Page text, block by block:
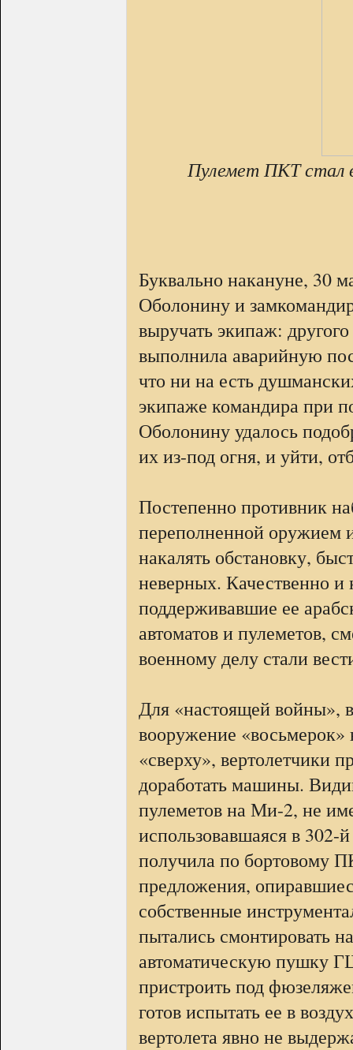
Пулемет ПКТ стал
Буквально накануне, 30
Оболонину и
выручать экипаж:
выполнила аварийную
что ни на есть
экипаже командира при
Оболонину удалось
их из-под огня, и уйти,
Постепенно противник
переполненной оружием
накалять обстановку,
неверных. Качественно
поддерживавшие ее
автоматов и пулеметов,
военному делу стали
Для «настоящей войны»,
вооружение
«сверху», вертолетчики
доработать машины.
пулеметов на Ми-2, не
использовавшаяся в
получила по бортовому
предложения,
собственные
пытались смонтировать
автоматическую пушку
пристроить под
готов испытать ее в
вертолета явно не